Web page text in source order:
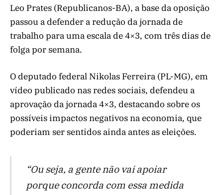
Leo Prates (Republicanos-BA), a base da oposição
passou a defender a redução da jornada de
trabalho para uma escala de 4×3, com três dias de
folga por semana.
O deputado federal Nikolas Ferreira (PL-MG), em
vídeo publicado nas redes sociais, defendeu a
aprovação da jornada 4×3, destacando sobre os
possíveis impactos negativos na economia, que
poderiam ser sentidos ainda antes as eleições.
“Ou seja, a gente não vai apoiar
porque concorda com essa medida